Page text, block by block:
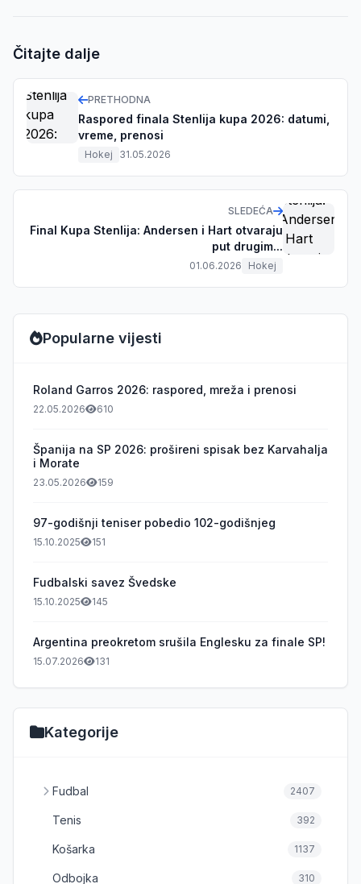
Čitajte dalje
PRETHODNA
Raspored finala Stenlija kupa 2026: datumi,
vreme, prenosi
Hokej 31.05.2026
SLEDEĆA
Final Kupa Stenlija: Andersen i Hart otvaraju
put drugim...
01.06.2026 Hokej
Popularne vijesti
Roland Garros 2026: raspored, mreža i prenosi
22.05.2026 610
Španija na SP 2026: prošireni spisak bez Karvahalja
i Morate
23.05.2026 159
97-godišnji teniser pobedio 102-godišnjeg
15.10.2025 151
Fudbalski savez Švedske
15.10.2025 145
Argentina preokretom srušila Englesku za finale SP!
15.07.2026 131
Kategorije
Fudbal 2407
Tenis 392
Košarka 1137
Odbojka 310